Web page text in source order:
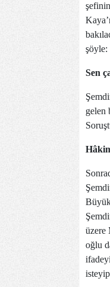
şöyle:
Sen
gelen
üzere
oğlu